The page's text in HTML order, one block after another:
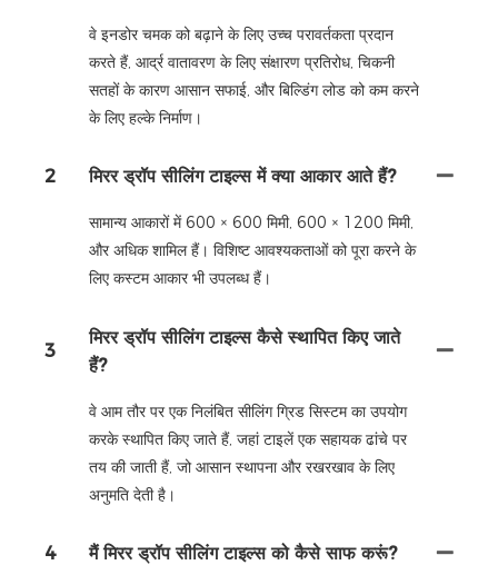
वे इनडोर चमक को बढ़ाने के लिए उच्च परावर्तकता प्रदान
करते हैं, आर्द्र वातावरण के लिए संक्षारण प्रतिरोध, चिकनी
सतहों के कारण आसान सफाई, और बिल्डिंग लोड को कम करने
के लिए हल्के निर्माण।
2 मिरर ड्रॉप सीलिंग टाइल्स में क्या आकार आते हैं?
सामान्य आकारों में 600 × 600 मिमी, 600 × 1200 मिमी,
और अधिक शामिल हैं। विशिष्ट आवश्यकताओं को पूरा करने के
लिए कस्टम आकार भी उपलब्ध हैं।
3
मिरर ड्रॉप सीलिंग टाइल्स कैसे स्थापित किए जाते
हैं?
वे आम तौर पर एक निलंबित सीलिंग ग्रिड सिस्टम का उपयोग
करके स्थापित किए जाते हैं, जहां टाइलें एक सहायक ढांचे पर
तय की जाती हैं, जो आसान स्थापना और रखरखाव के लिए
अनुमति देती है।
4 मैं मिरर ड्रॉप सीलिंग टाइल्स को कैसे साफ करूं?